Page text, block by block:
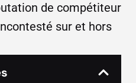
de compétiteur
sur et hors